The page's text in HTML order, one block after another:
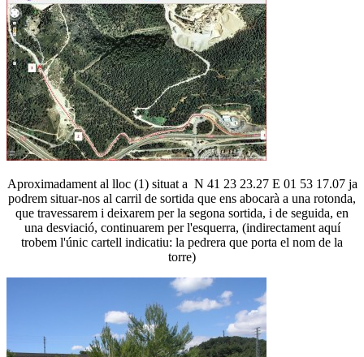
Aproximadament al lloc (1) situat a N 41 23 23.27 E 01 53 17.07 ja
podrem situar-nos al carril de sortida que ens abocarà a una rotonda,
que travessarem i deixarem per la segona sortida, i de seguida, en
una desviació, continuarem per l'esquerra, (indirectament aquí
trobem l'únic cartell indicatiu: la pedrera que porta el nom de la
torre)